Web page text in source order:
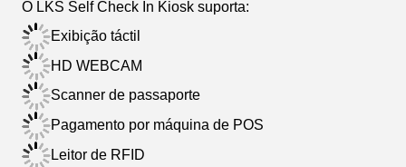
O LKS Self Check In Kiosk suporta:
Exibição táctil
HD WEBCAM
Scanner de passaporte
Pagamento por máquina de POS
Leitor de RFID